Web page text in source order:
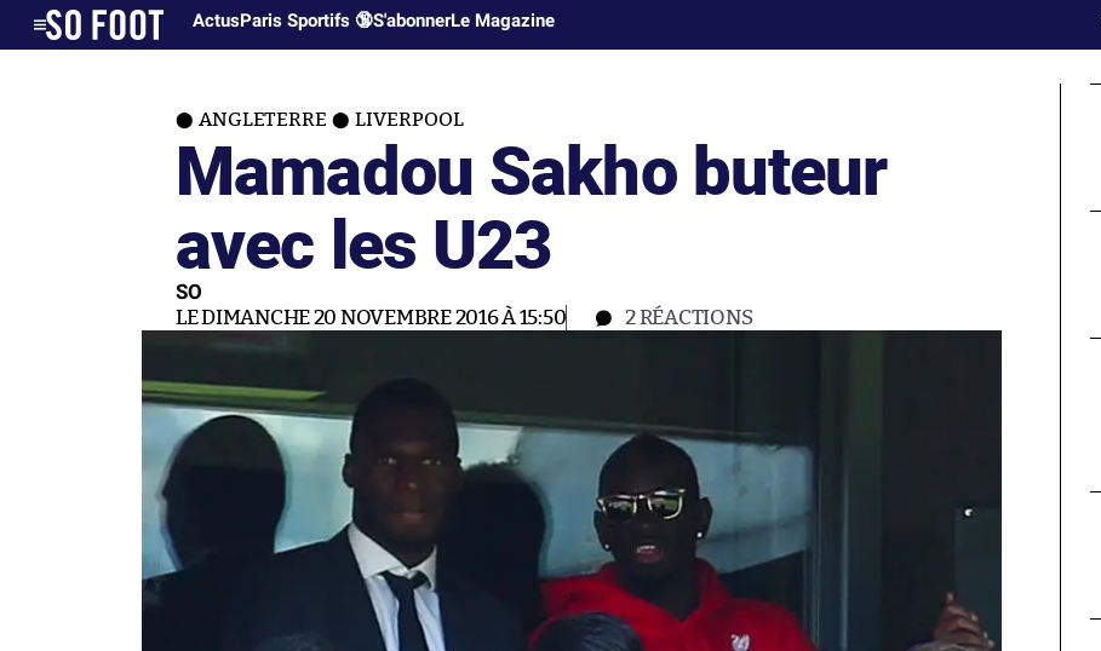
ActusParis Sportifs 🔞S'abonnerLe Magazine
ANGLETERRE LIVERPOOL
Mamadou Sakho buteur
avec les U23
SO
LE DIMANCHE 20 NOVEMBRE 2016 À 15:50 2RÉACTIONS